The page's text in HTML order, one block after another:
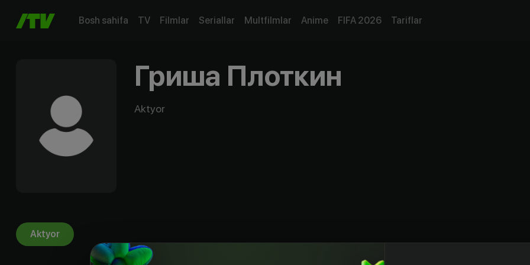
Bosh sahifa TV Filmlar Seriallar Multfilmlar Anime FIFA 2026 Tariflar
Гриша Плоткин
Aktyor
Aktyor